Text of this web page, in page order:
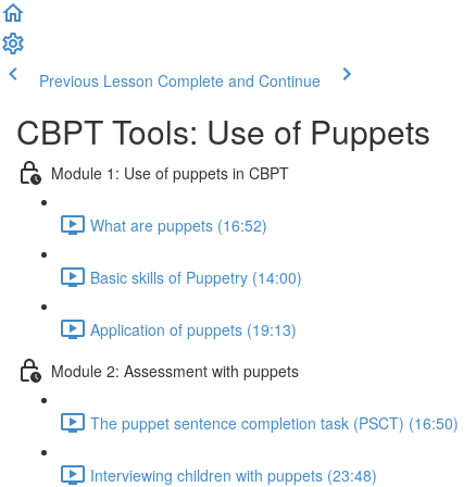
Previous Lesson Complete and Continue
CBPT Tools: Use of Puppets
Module 1: Use of puppets in CBPT
What are puppets (16:52)
Basic skills of Puppetry (14:00)
Application of puppets (19:13)
Module 2: Assessment with puppets
The puppet sentence completion task (PSCT) (16:50)
Interviewing children with puppets (23:48)